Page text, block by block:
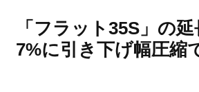
「フラット35S」の延
7%に引き下げ幅圧縮